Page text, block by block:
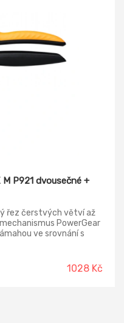
M P921 dvousečné +
řez čerstvých větví až
PowerGear
ve srovnání s
která snižuje tření a
plynulejších řezů a
1028 Kč